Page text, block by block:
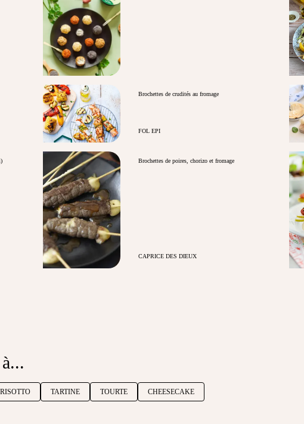
Brochettes de crudités au fromage
FOL EPI
Brochettes de poires, chorizo et fromage
CAPRICE DES DIEUX
RISOTTO TARTINE TOURTE CHEESECAKE